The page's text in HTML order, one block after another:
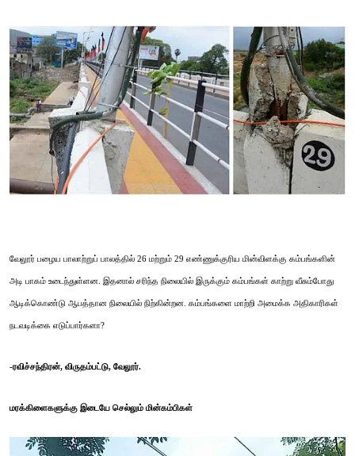
வேலூர் பழைய பாலாற்றுப் பாலத்தில் 26 மற்றும் 29 எண்ணுக்குரிய மின்விளக்கு கம்பங்களின்
அடி பாகம் உடைந்துள்ளன. இதனால் சரிந்த நிலையில் இருக்கும் கம்பங்கள் காற்று வீசும்போது
ஆடிக்கொண்டு ஆபத்தான நிலையில் நிற்கின்றன. கம்பங்களை மாற்றி அமைக்க அதிகாரிகள்
நடவடிக்கை எடுப்பார்களா?
-ரவிச்சந்திரன், விருதம்பட்டு, வேலூர்.
மரக்கிளைகளுக்கு இடையே செல்லும் மின்கம்பிகள்